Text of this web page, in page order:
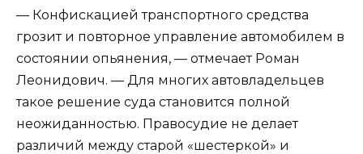
— Конфискацией транспортного средства
грозит и повторное управление автомобилем в
состоянии опьянения, — отмечает Роман
Леонидович. — Для многих автовладельцев
такое решение суда становится полной
неожиданностью. Правосудие не делает
различий между старой «шестеркой» и